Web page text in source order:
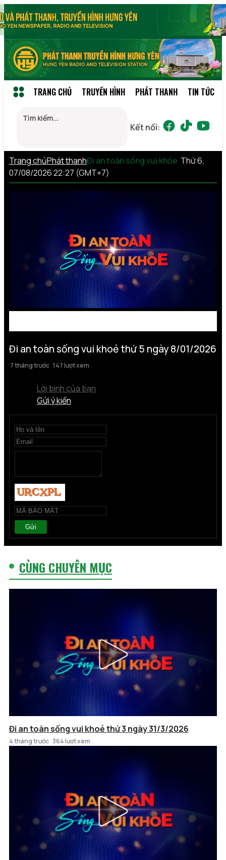
TRANG CHỦ TRUYỀN HÌNH PHÁT THANH TIN TỨC
Kết nối:
Trang chủPhát thanhĐi an toàn sống vui khỏe Thứ 6,
07/08/2026 22:27 (GMT+7)
Đi an toàn sống vui khoẻ thứ 5 ngày 8/01/2026
7 tháng trước 147 lượt xem
Lời bình của bạn
Gửi ý kiến
Gửi
CÙNG CHUYÊN MỤC
Đi an toàn sống vui khoẻ thứ 3 ngày 31/3/2026
4 tháng trước 364 lượt xem